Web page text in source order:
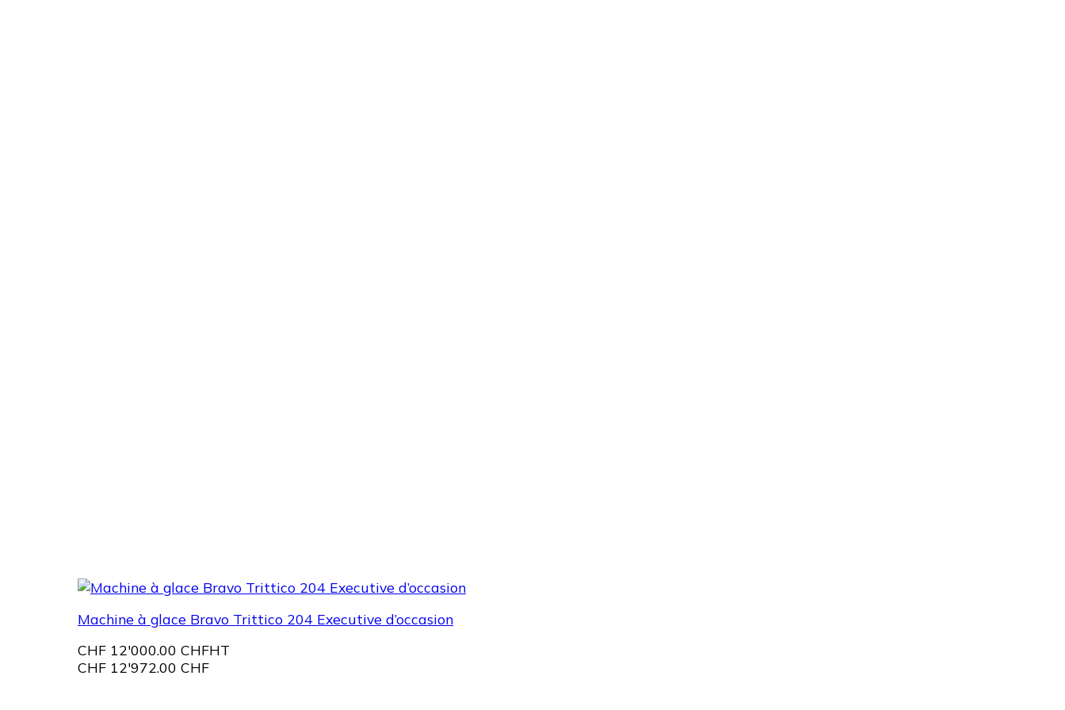
Machine à glace Bravo Trittico 204 Executive d’occasion
CHF 12'000.00 CHFHT
CHF 12'972.00 CHF